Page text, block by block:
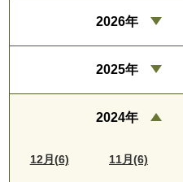
2026年
2025年
2024年
12月(6) 11月(6)